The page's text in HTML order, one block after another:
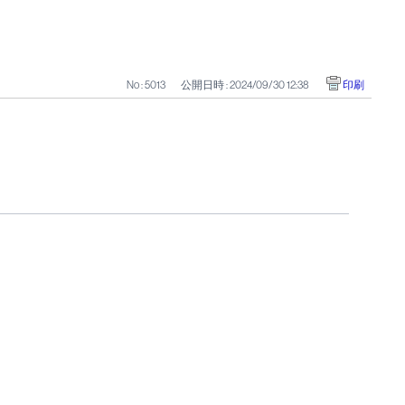
No : 5013 公開日時 : 2024/09/30 12:38 印刷